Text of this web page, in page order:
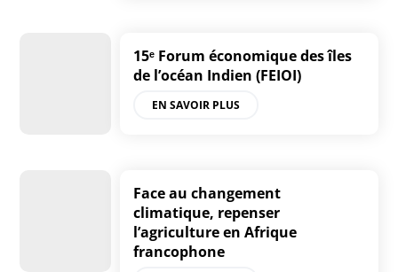
15ᵉ Forum économique des îles
de l’océan Indien (FEIOI)
EN SAVOIR PLUS
Face au changement
climatique, repenser
l’agriculture en Afrique
francophone